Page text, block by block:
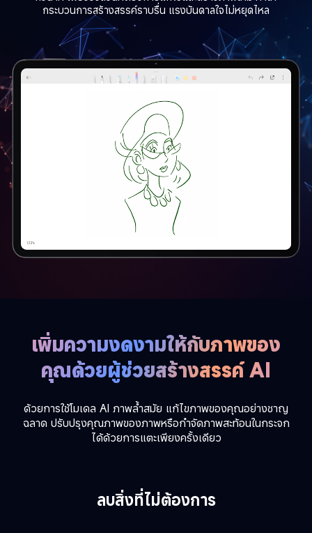
กระบวนการสร้างสรรค์ราบรื่น แรงบันดาลใจไม่หยุดไหล
เพิ่มความงดงามให้กับภาพของ
คุณด้วยผู้ช่วยสร้างสรรค์ AI
ด้วยการใช้โมเดล AI ภาพล้ำสมัย แก้ไขภาพของคุณอย่างชาญ
ฉลาด ปรับปรุงคุณภาพของภาพหรือกำจัดภาพสะท้อนในกระจก
ได้ด้วยการแตะเพียงครั้งเดียว
ลบสิ่งที่ไม่ต้องการ